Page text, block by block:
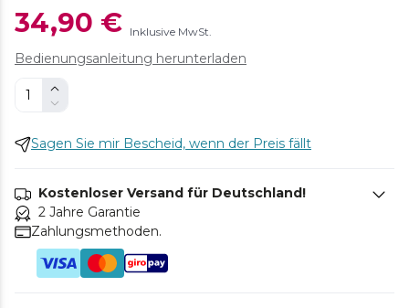
34,90 € Inklusive MwSt.
Bedienungsanleitung herunterladen
Sagen Sie mir Bescheid, wenn der Preis fällt
Kostenloser Versand für Deutschland!
2 Jahre Garantie
Zahlungsmethoden.